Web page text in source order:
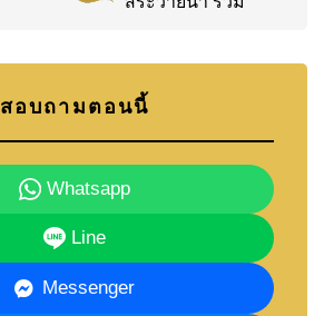
สอบถามตอนนี้
Whatsapp
Line
Messenger